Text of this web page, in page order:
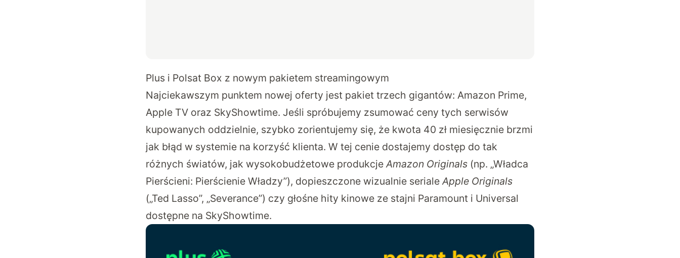
Plus i Polsat Box z nowym pakietem streamingowym
Najciekawszym punktem nowej oferty jest pakiet trzech gigantów: Amazon Prime,
Apple TV oraz SkyShowtime. Jeśli spróbujemy zsumować ceny tych serwisów
kupowanych oddzielnie, szybko zorientujemy się, że kwota 40 zł miesięcznie brzmi
jak błąd w systemie na korzyść klienta. W tej cenie dostajemy dostęp do tak
różnych światów, jak wysokobudżetowe produkcjeAmazon Originals (np. „Władca
Pierścieni: Pierścienie Władzy”), dopieszczone wizualnie serialeApple Originals
(„Ted Lasso”, „Severance”) czy głośne hity kinowe ze stajni Paramount i Universal
dostępne na SkyShowtime.